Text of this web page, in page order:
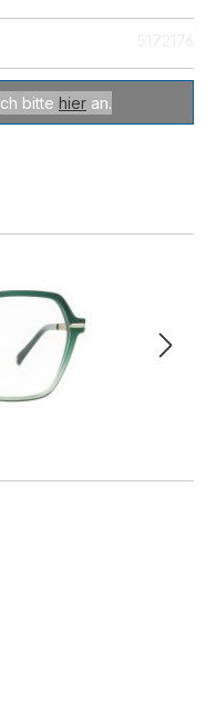
bitte hier an.